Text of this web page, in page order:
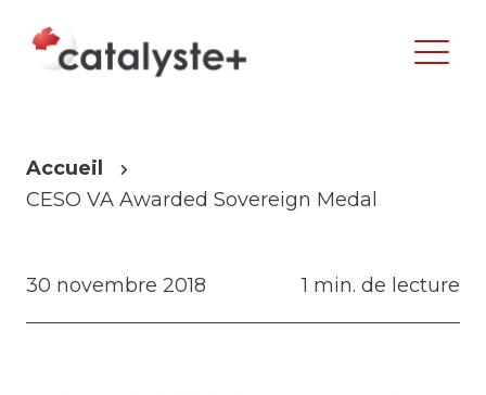
Accueil
CESO VA Awarded Sovereign Medal
30 novembre 2018 1 min. de lecture